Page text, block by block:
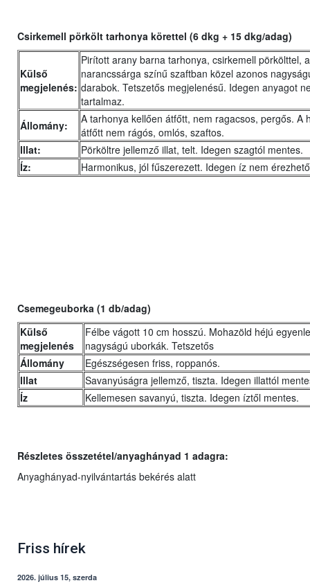
Csirkemell pörkölt tarhonya körettel (6 dkg + 15 dkg/adag)
Külső
megjelenés:
Pirított arany barna tarhonya, csirkemell pörkölttel,
narancssárga színű szaftban közel azonos
darabok. Tetszetős megjelenésű. Idegen anyagot
tartalmaz.
Állomány:
A tarhonya kellően átfőtt, nem ragacsos, pergős. A
átfőtt nem rágós, omlós, szaftos.
Illat:
Pörköltre jellemző illat, telt. Idegen szagtól mentes.
Íz:
Harmonikus, jól fűszerezett. Idegen íz nem
Csemegeuborka (1 db/adag)
Külső
megjelenés
Félbe vágott 10 cm hosszú. Mohazöld héjú
nagyságú uborkák. Tetszetős
Állomány
Egészségesen friss, roppanós.
Illat
Savanyúságra jellemző, tiszta. Idegen illattól
Íz
Kellemesen savanyú, tiszta. Idegen íztől mentes.
Részletes összetétel/anyaghányad 1 adagra:
Anyaghányad-nyilvántartás bekérés alatt
Friss hírek
2026. július 15, szerda